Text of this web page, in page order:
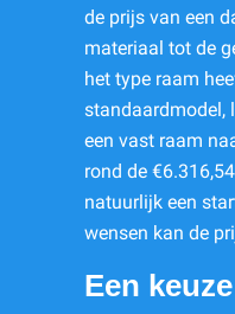
de prijs van een
materiaal tot de
het type raam
standaardmodel,
een vast raam
rond de
natuurlijk een
wensen kan de
Een